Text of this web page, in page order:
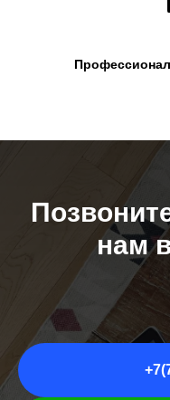
нам